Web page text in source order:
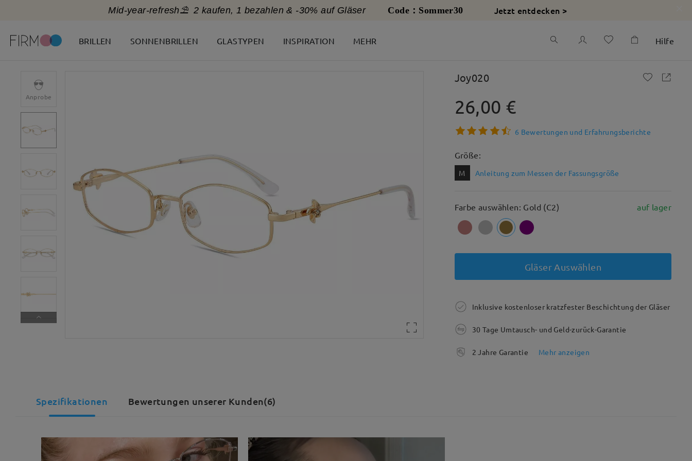
Mid-year-refresh⛱️ 2 kaufen, 1 bezahlen & -30% auf Gläser Code：Sommer30 Jetzt entdecken >
BRILLEN SONNENBRILLEN GLASTYPEN INSPIRATION MEHR Hilfe
Anprobe
Joy020
26,00 €
6 Bewertungen und Erfahrungsberichte
Größe:
M Anleitung zum Messen der Fassungsgröße
Farbe auswählen: Gold (C2) auf lager
Gläser Auswählen
Inklusive kostenloser kratzfester Beschichtung der Gläser
30 Tage Umtausch- und Geld-zurück-Garantie
2 Jahre Garantie Mehr anzeigen
Spezifikationen Bewertungen unserer Kunden(6)